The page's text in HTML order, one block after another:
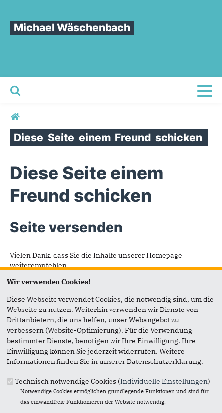
Michael Wäschenbach
Sie sind hier
Diese Seite einem Freund schicken
Diese Seite einem
Freund schicken
Seite versenden
Vielen Dank, dass Sie die Inhalte unserer Homepage
weiterempfehlen.
Anmerkung: Ihre E-Mail-Adresse wird benötigt um die
informieren, von wem die Empfehlung kommt, und dass es
kein Spam ist.
Das mit * gekennzeichnete Feld ist ein Pflichtfeld.
Eigene E-Mail-Adresse*
Eigener Name*
Wir verwenden Cookies!
Diese Webseite verwendet Cookies, die notwendig sind, um die
Webseite zu nutzen. Weiterhin verwenden wir Dienste von
Drittanbietern, die uns helfen, unser Webangebot zu
verbessern (Website-Optimierung). Für die Verwendung
bestimmter Dienste, benötigen wir Ihre Einwilligung. Ihre
Einwilligung können Sie jederzeit widerrufen. Weitere
Informationen finden Sie in unserer Datenschutzerklärung.
Technisch notwendige Cookies (Individuelle Einstellungen)
Notwendige Cookies ermöglichen grundlegende Funktionen und sind für
das einwandfreie Funktionieren der Website notwendig.